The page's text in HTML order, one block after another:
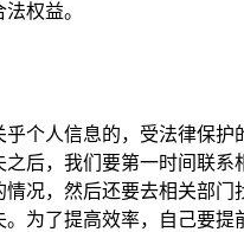
权益。
个人信息的，受法律保护
之后，我们要第一时间联系
情况，然后还要去相关部门
。为了提高效率，自己要提